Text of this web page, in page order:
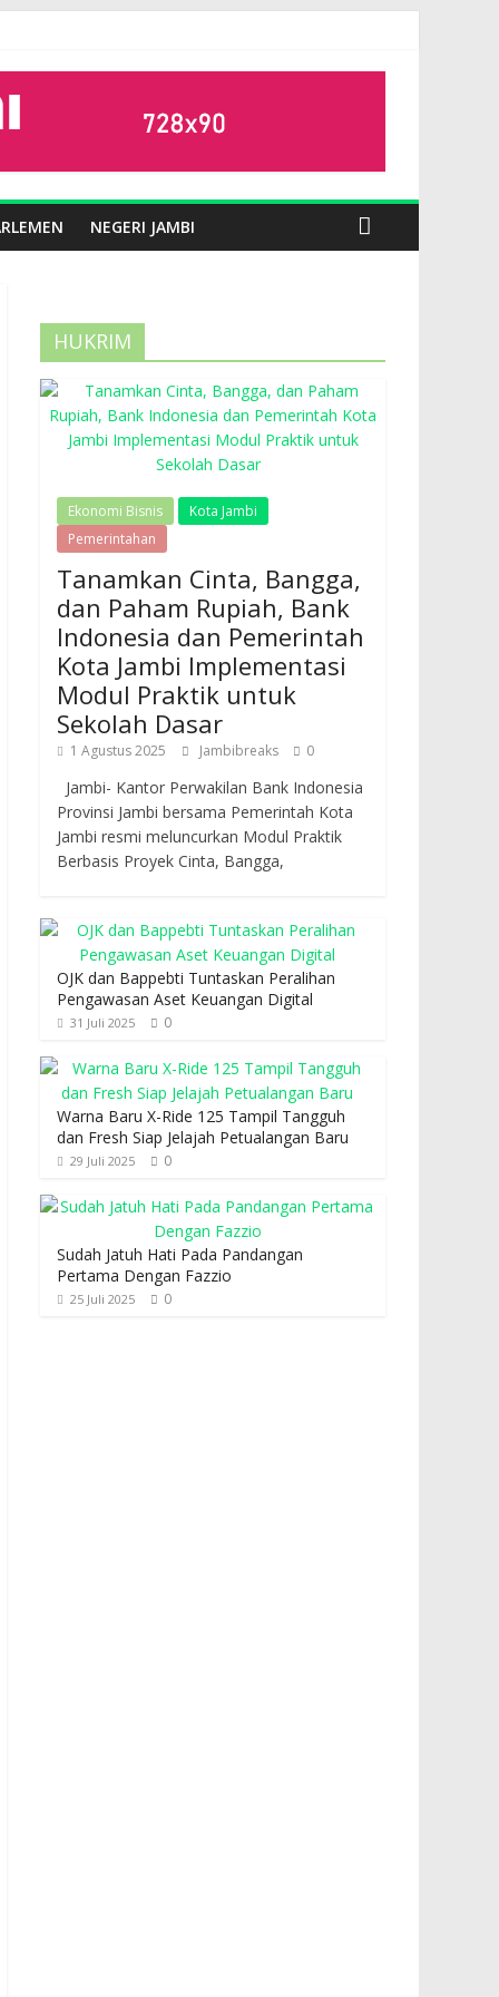
NEGERI JAMBI
HUKRIM
Ekonomi Bisnis
Kota Jambi
Pemerintahan
Tanamkan Cinta, Bangga,
dan Paham Rupiah, Bank
Indonesia dan Pemerintah
Kota Jambi Implementasi
Modul Praktik untuk
Sekolah Dasar
1 Agustus 2025 Jambibreaks 0
Jambi- Kantor Perwakilan Bank Indonesia
Provinsi Jambi bersama Pemerintah Kota
Jambi resmi meluncurkan Modul Praktik
Berbasis Proyek Cinta, Bangga,
OJK dan Bappebti Tuntaskan Peralihan
Pengawasan Aset Keuangan Digital
31 Juli 2025 0
Warna Baru X-Ride 125 Tampil Tangguh
dan Fresh Siap Jelajah Petualangan Baru
29 Juli 2025 0
Sudah Jatuh Hati Pada Pandangan
Pertama Dengan Fazzio
25 Juli 2025 0